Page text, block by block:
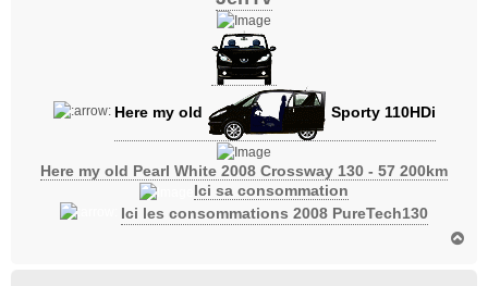
Here my old Sporty 110HDi
Here my old Pearl White 2008 Crossway 130 - 57 200km
Ici sa consommation
Ici les consommations 2008 PureTech130